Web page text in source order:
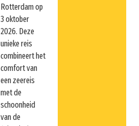
Rotterdam op
3 oktober
2026. Deze
unieke reis
combineert het
comfort van
een zeereis
met de
schoonheid
van de